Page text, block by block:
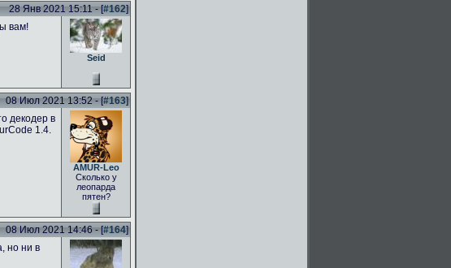
28 Янв 2021 15:11 - [#162]
вам!
Seid
08 Июл 2021 13:52 - [#163]
декодер в
1.4.
AMUR-Leo
Сколько у
леопарда
пятен?
08 Июл 2021 14:46 - [#164]
но ни в